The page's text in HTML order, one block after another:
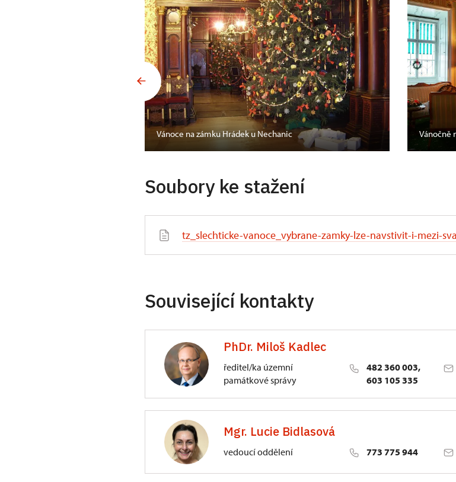
Vánoce na zámku Hrádek u Nechanic Vánočně
Soubory ke stažení
tz_slechticke-vanoce_vybrane-zamky-lze-navstivit-i-mezi-
Související kontakty
PhDr. Miloš Kadlec
ředitel/ka územní
památkové správy
482 360 003,
603 105 335
3/, Sychrov 3Mgr. Lucie Bidlasová
vedoucí oddělení 773 775 944